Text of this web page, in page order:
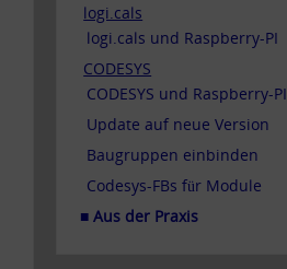
logi.cals
logi.cals und Raspberry-PI
CODESYS
CODESYS und Raspberry-PI
Update auf neue Version
Baugruppen einbinden
Codesys-FBs für Module
■ Aus der Praxis